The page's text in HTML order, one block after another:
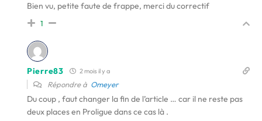
Bien vu, petite faute de frappe, merci du correctif
1
Pierre83 2 mois il y a
Répondre à Omeyer
Du coup , faut changer la fin de l’article … car il ne reste pas
deux places en Proligue dans ce cas là .